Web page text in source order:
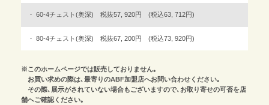
60-4チェスト(奥深) 税抜57, 920円 (税込63, 712円)
80-4チェスト(奥深) 税抜67, 200円 (税込73, 920円)
※このホームページでは販売しておりません｡
お買い求めの際は､最寄りのABF加盟店へお問い合わせください｡
その際､展示がされていない場合もございますので､お取り寄せの可否を店
舗へご確認ください｡